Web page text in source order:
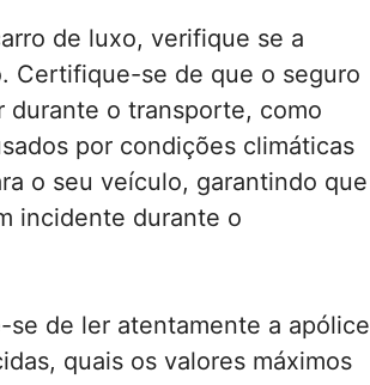
de luxo, verifique se a
Certifique-se de que o seguro
durante o transporte, como
por condições climáticas
o seu veículo, garantindo que
incidente durante o
de ler atentamente a apólice
quais os valores máximos